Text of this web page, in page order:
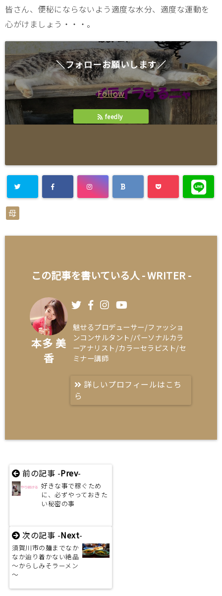
皆さん、便秘にならないよう適度な水分、適度な運動を
心がけましょう・・・。
＼フォローお願いします／
Follow
feedly
母
この記事を書いている人 -WRITER -
本多 美
香
魅せるプロデューサー/ファッショ
ンコンサルタント/パーソナルカラ
ーアナリスト/カラーセラピスト/セ
ミナー講師
詳しいプロフィールはこち
ら
前の記事 -Prev-
好きな事で稼ぐため
に、必ずやっておきた
い秘密の事
次の記事 -Next-
須賀川市の麺までなか
なか辿り着かない絶品
～からしみそラーメン
～